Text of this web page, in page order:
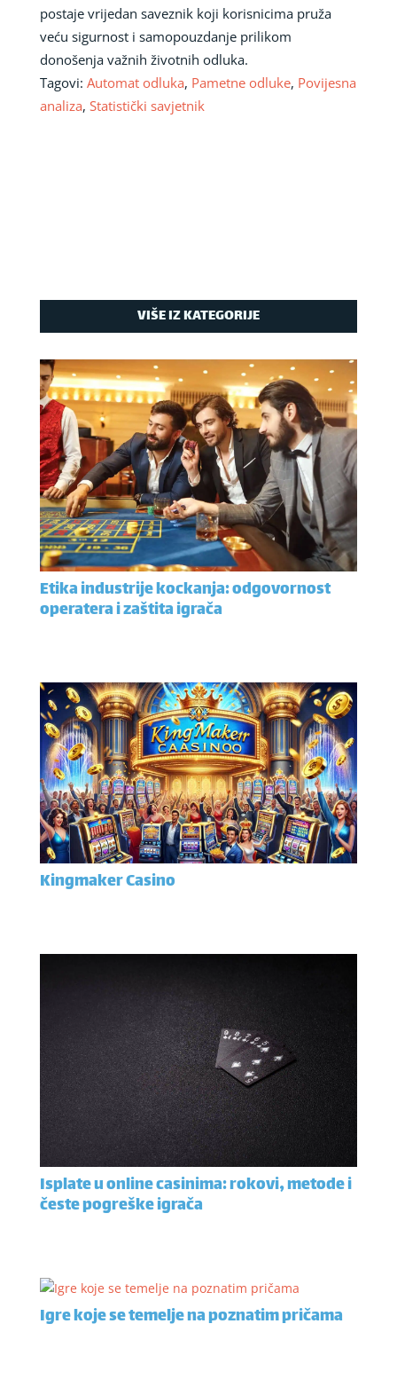
postaje vrijedan saveznik koji korisnicima pruža
veću sigurnost i samopouzdanje prilikom
donošenja važnih životnih odluka.
Tagovi: Automat odluka, Pametne odluke, Povijesna
analiza, Statistički savjetnik
VIŠE IZ KATEGORIJE
Etika industrije kockanja: odgovornost
operatera i zaštita igrača
Kingmaker Casino
Isplate u online casinima: rokovi, metode i
česte pogreške igrača
Igre koje se temelje na poznatim pričama